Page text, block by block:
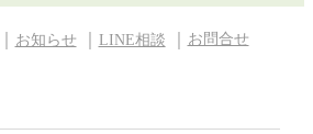
お知らせ LINE相談 お問合せ